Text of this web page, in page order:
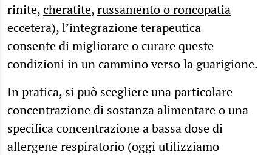
rinite,cheratite,russamento o roncopatia
eccetera), l’integrazione terapeutica
consente di migliorare o curare queste
condizioni in un cammino verso la guarigione.
In pratica, si può scegliere una particolare
concentrazione di sostanza alimentare o una
specifica concentrazione a bassa dose di
allergene respiratorio (oggi utilizziamo